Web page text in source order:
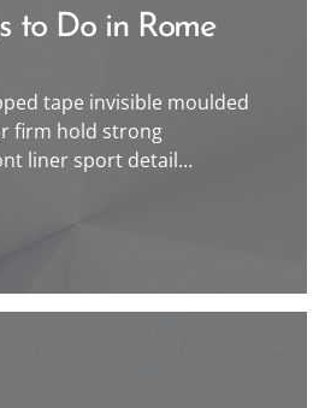
to Do in Rome
tape invisible moulded
firm hold strong
liner sport detail…